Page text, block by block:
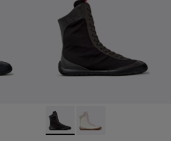
001 - Schwarze Lederstiefeletten für
003Peu Path+ - K400862-002 -
Peu Path+ -